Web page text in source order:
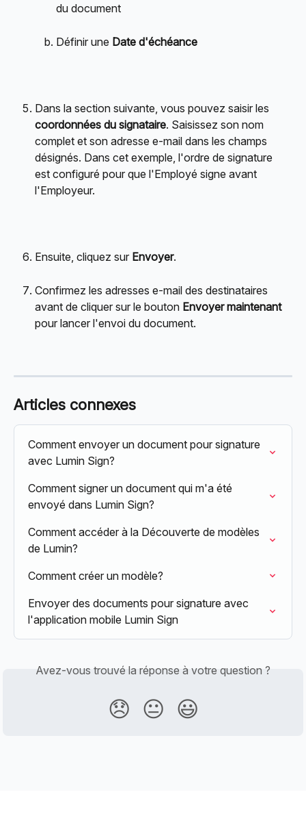
du document
Définir une Date d'échéance
Dans la section suivante, vous pouvez saisir les
coordonnées du signataire. Saisissez son nom
complet et son adresse e-mail dans les champs
désignés. Dans cet exemple, l'ordre de signature
est configuré pour que l'Employé signe avant
l'Employeur.
Ensuite, cliquez sur Envoyer.
Confirmez les adresses e-mail des destinataires
avant de cliquer sur le bouton Envoyer maintenant
pour lancer l'envoi du document.
Articles connexes
Comment envoyer un document pour signature
avec Lumin Sign?
Comment signer un document qui m'a été
envoyé dans Lumin Sign?
Comment accéder à la Découverte de modèles
de Lumin?
Comment créer un modèle?
Envoyer des documents pour signature avec
l'application mobile Lumin Sign
Avez-vous trouvé la réponse à votre question ?
😞 😐 😃